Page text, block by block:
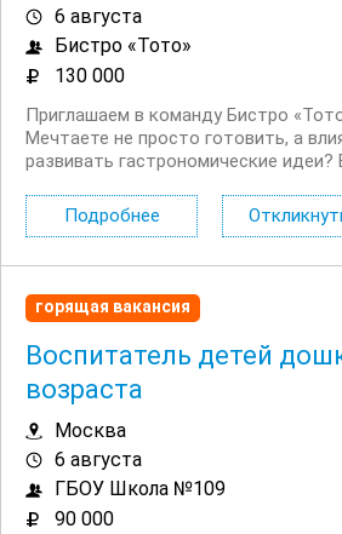
6 августа
Бистро «Тото»
130 000
Приглашаем в команду Бистро
Мечтаете не просто готовить, а
развивать гастрономические
шеф‑повара и важного звена в
блюд. Если вы любите чёткие
Подробнее
горящая вакансия
Воспитатель детей
возраста
Москва
6 августа
ГБОУ Школа №109
90 000